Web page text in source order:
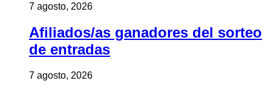
7 agosto, 2026
Afiliados/as ganadores del sorteo
de entradas
7 agosto, 2026